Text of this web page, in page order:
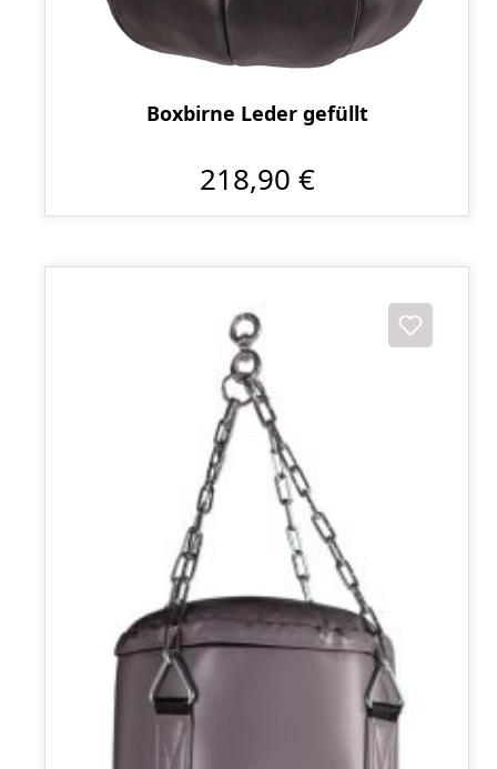
Boxbirne Leder gefüllt
218,90 €